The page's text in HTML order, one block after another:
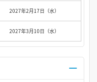
2027年2月17日（水）
2027年3月10日（水）